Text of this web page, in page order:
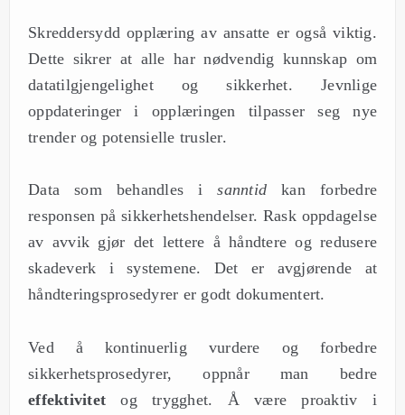
Skreddersydd opplæring av ansatte er også viktig.
Dette sikrer at alle har nødvendig kunnskap om
datatilgjengelighet og sikkerhet. Jevnlige
oppdateringer i opplæringen tilpasser seg nye
trender og potensielle trusler.
Data som behandles isanntid kan forbedre
responsen på sikkerhetshendelser. Rask oppdagelse
av avvik gjør det lettere å håndtere og redusere
skadeverk i systemene. Det er avgjørende at
håndteringsprosedyrer er godt dokumentert.
Ved å kontinuerlig vurdere og forbedre
sikkerhetsprosedyrer, oppnår man bedre
effektivitet og trygghet. Å være proaktiv i